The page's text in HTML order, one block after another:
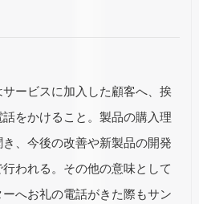
ービスに加入した顧客へ、挨
をかけること。製品の購入理
、今後の改善や新製品の開発
われる。その他の意味として
へお礼の電話がきた際もサン